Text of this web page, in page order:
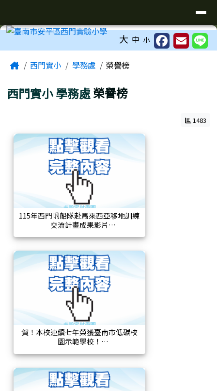
工具列 大 中 小
Home西門實小 學務處 榮譽榜
西門實小學務處榮譽榜
1483
115年西門帆船隊赴馬來西亞移地訓練
交流計畫成果影片
賀！本校連續七年榮獲臺南市低碳校
園示範學校！